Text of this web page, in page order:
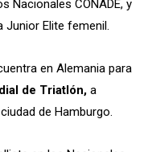
Nacionales CONADE, y
Junior Elite femenil.
en Alemania para
de Triatlón, a
de Hamburgo.